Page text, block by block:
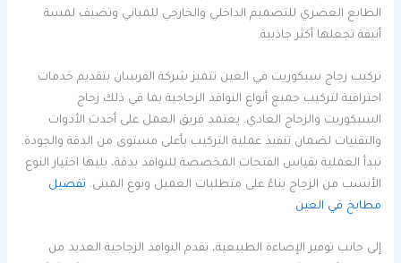
الطابع العصري للتصميم الداخلي والخارجي للمباني وتضيف لمسة
أنيقة تجعلها أكثر جاذبية.
تركيب زجاج سيكوريت في العين تتميز شركة الفرسان بتقديم خدمات
احترافية لتركيب جميع أنواع النوافذ الزجاجية بما في ذلك زجاج
السيكوريت والزجاج العادي. يعتمد فريق العمل على أحدث الأدوات
والتقنيات لضمان تنفيذ عملية التركيب بأعلى مستوى من الدقة والجودة.
تبدأ العملية بقياس الفتحات المخصصة للنوافذ بدقة، يليها اختيار النوع
الأنسب من الزجاج بناءً على متطلبات العميل ونوع المبنى. تفصيل
مطابخ في العين
إلى جانب توفير الإضاءة الطبيعية، تقدم النوافذ الزجاجية العديد من